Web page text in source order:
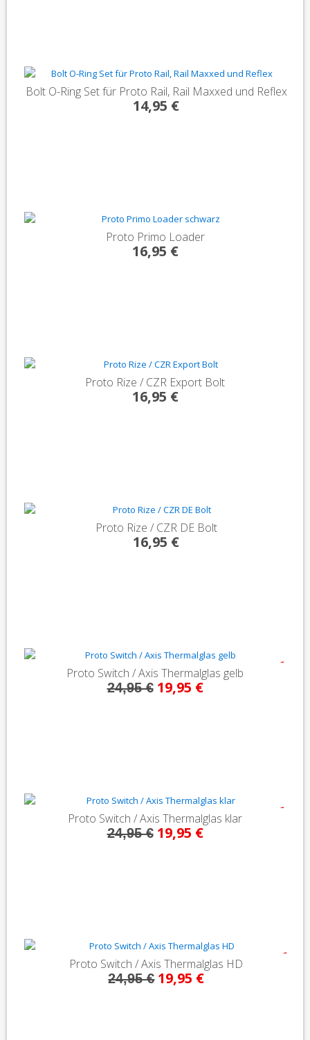
Bolt O-Ring Set für Proto Rail, Rail Maxxed und Reflex
14,95 €
Proto Primo Loader
16,95 €
Proto Rize / CZR Export Bolt
16,95 €
Proto Rize / CZR DE Bolt
16,95 €
Proto Switch / Axis Thermalglas gelb
24,95 €19,95 €
Proto Switch / Axis Thermalglas klar
24,95 €19,95 €
Proto Switch / Axis Thermalglas HD
24,95 €19,95 €